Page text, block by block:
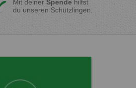
Mit deiner Spende hilfst
du unseren Schützlingen.